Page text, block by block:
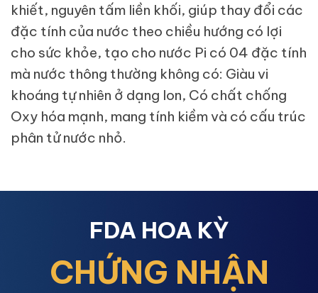
khiết, nguyên tấm liền khối, giúp thay đổi các
đặc tính của nước theo chiều hướng có lợi
cho sức khỏe, tạo cho nước Pi có 04 đặc tính
mà nước thông thường không có: Giàu vi
khoáng tự nhiên ở dạng Ion, Có chất chống
Oxy hóa mạnh, mang tính kiềm và có cấu trúc
phân tử nước nhỏ.
FDA HOA KỲ
CHỨNG NHẬN